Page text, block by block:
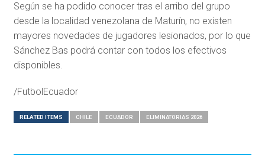
Según se ha podido conocer tras el arribo del grupo
desde la localidad venezolana de Maturín, no existen
mayores novedades de jugadores lesionados, por lo que
Sánchez Bas podrá contar con todos los efectivos
disponibles.
/FutbolEcuador
RELATED ITEMS CHILE ECUADOR ELIMINATORIAS 2026